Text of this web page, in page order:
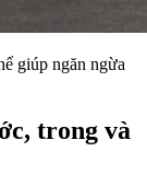
giúp ngăn ngừa
trong và